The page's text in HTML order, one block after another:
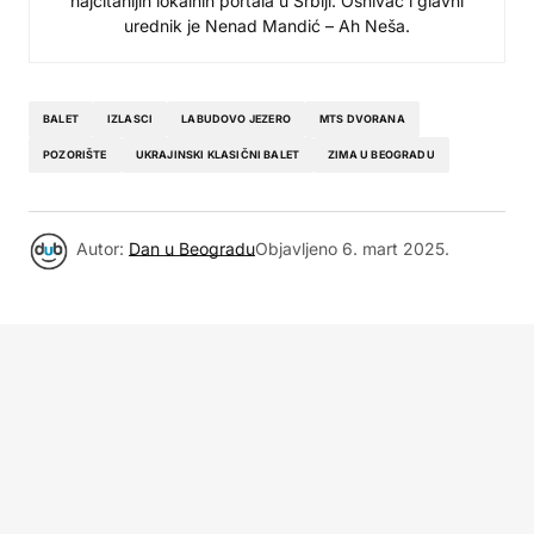
urednik je Nenad Mandić – Ah Neša.
BALET IZLASCI LABUDOVO JEZERO MTS DVORANA
POZORIŠTE UKRAJINSKI KLASIČNI BALET ZIMA U BEOGRADU
Autor: Dan u BeograduObjavljeno 6. mart 2025.